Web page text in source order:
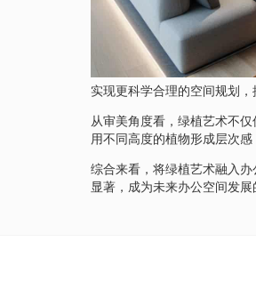
实现更科学合理的空间规划，
从审美角度看，绿植艺术不
用不同高度的植物形成层次
综合来看，将绿植艺术融入
显著，成为未来办公空间发展